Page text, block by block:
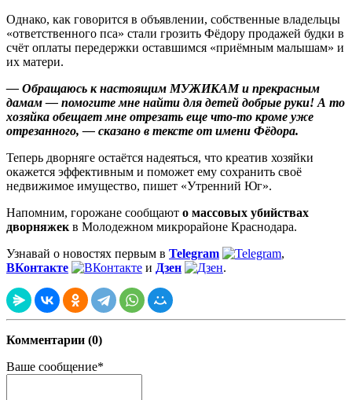
Однако, как говорится в объявлении, собственные владельцы
«ответственного пса» стали грозить Фёдору продажей будки в
счёт оплаты передержки оставшимся «приёмным малышам» и
их матери.
— Обращаюсь к настоящим МУЖИКАМ и прекрасным
дамам — помогите мне найти для детей добрые руки! А то
хозяйка обещает мне отрезать еще что-то кроме уже
отрезанного, — сказано в тексте от имени Фёдора.
Теперь дворняге остаётся надеяться, что креатив хозяйки
окажется эффективным и поможет ему сохранить своё
недвижимое имущество, пишет «Утренний Юг».
Напомним, горожане сообщают о массовых убийствах
дворняжек в Молодежном микрорайоне Краснодара.
Узнавай о новостях первым в Telegram
,
ВКонтакте
и Дзен .
Комментарии (0)
Ваше сообщение*